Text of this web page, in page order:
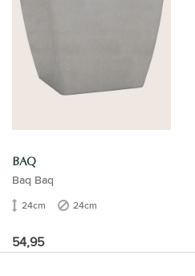
BAQ
Baq Baq
24cm 24cm
54,95